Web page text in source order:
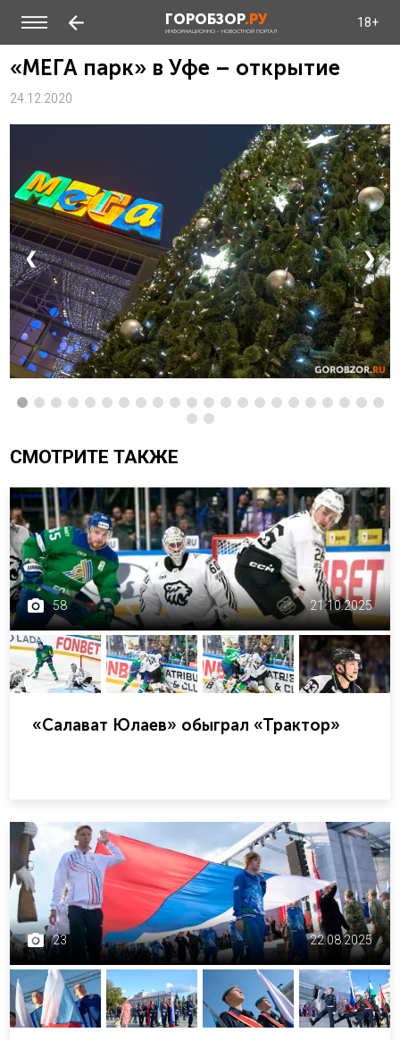
ГОРОБЗОР.РУ
ИНФОРМАЦИОННО - НОВОСТНОЙ ПОРТАЛ
18+
«МЕГА парк» в Уфе – открытие
24.12.2020
❮ ❯
СМОТРИТЕ ТАКЖЕ
58 21.10.2025
«Салават Юлаев» обыграл «Трактор»
23 22.08.2025